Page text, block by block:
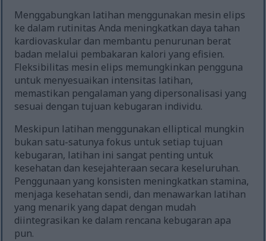
Menggabungkan latihan menggunakan mesin elips
ke dalam rutinitas Anda meningkatkan daya tahan
kardiovaskular dan membantu penurunan berat
badan melalui pembakaran kalori yang efisien.
Fleksibilitas mesin elips memungkinkan pengguna
untuk menyesuaikan intensitas latihan,
memastikan pengalaman yang dipersonalisasi yang
sesuai dengan tujuan kebugaran individu.
Meskipun latihan menggunakan elliptical mungkin
bukan satu-satunya fokus untuk setiap tujuan
kebugaran, latihan ini sangat penting untuk
kesehatan dan kesejahteraan secara keseluruhan.
Penggunaan yang konsisten meningkatkan stamina,
menjaga kesehatan sendi, dan menawarkan latihan
yang menarik yang dapat dengan mudah
diintegrasikan ke dalam rencana kebugaran apa
pun.